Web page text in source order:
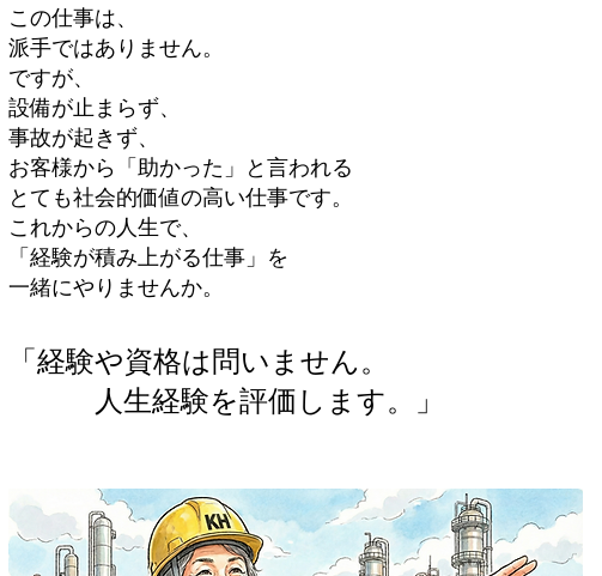
この仕事は、
派手ではありません。
ですが、
設備が止まらず、
事故が起きず、
お客様から「助かった」と言われる
とても社会的価値の高い仕事です。
これからの人生で、
「経験が積み上がる仕事」を
一緒にやりませんか。
「経験や資格は問いません。
人生経験を評価します。」